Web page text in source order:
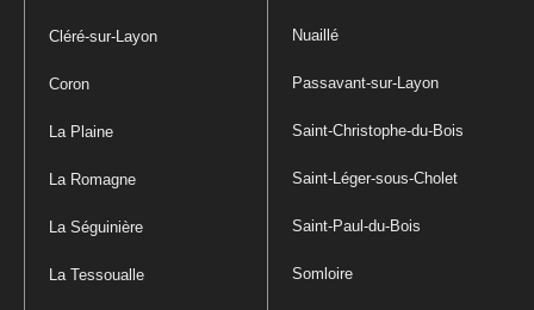
Cléré-sur-Layon
Coron
La Plaine
La Romagne
La Séguinière
La Tessoualle
Nuaillé
Passavant-sur-Layon
Saint-Christophe-du-Bois
Saint-Léger-sous-Cholet
Saint-Paul-du-Bois
Somloire